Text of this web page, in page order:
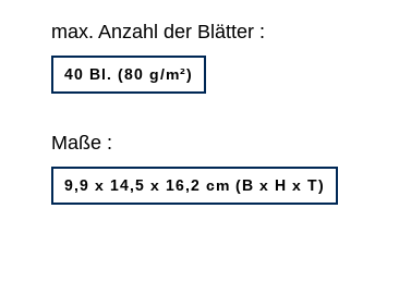
max. Anzahl der Blätter :
40 Bl. (80 g/m²)
Maße :
9,9 x 14,5 x 16,2 cm (B x H x T)